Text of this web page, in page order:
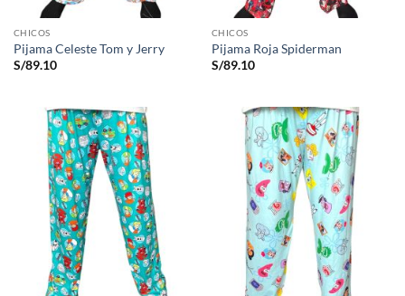
CHICOS
Pijama Celeste Tom y Jerry
S/89.10
CHICOS
Pijama Roja Spiderman
S/89.10